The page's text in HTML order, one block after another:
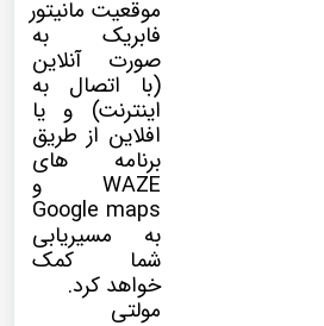
موقعیت مانیتور
فابریک به
صورت آنلاین
(با اتصال به
اینترنت) و یا
افلاین از طریق
برنامه های
WAZE و
Google maps
به مسیریابی
شما کمک
خواهد کرد.
مولتی